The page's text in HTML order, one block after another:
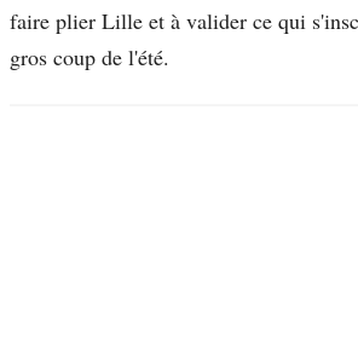
faire plier Lille et à valider ce qui
gros coup de l'été.